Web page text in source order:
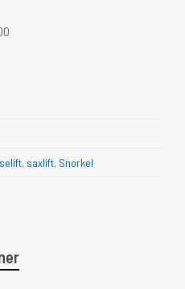
, saxlift, Snorkel